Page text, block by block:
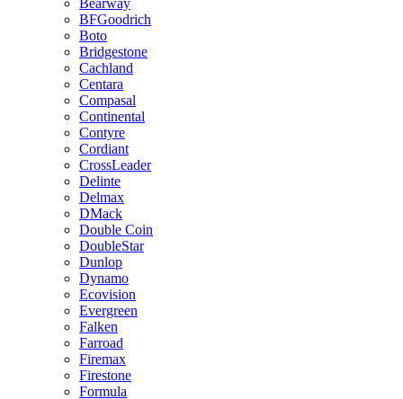
Bearway
BFGoodrich
Boto
Bridgestone
Cachland
Centara
Compasal
Continental
Contyre
Cordiant
CrossLeader
Delinte
Delmax
DMack
Double Coin
DoubleStar
Dunlop
Dynamo
Ecovision
Evergreen
Falken
Farroad
Firemax
Firestone
Formula